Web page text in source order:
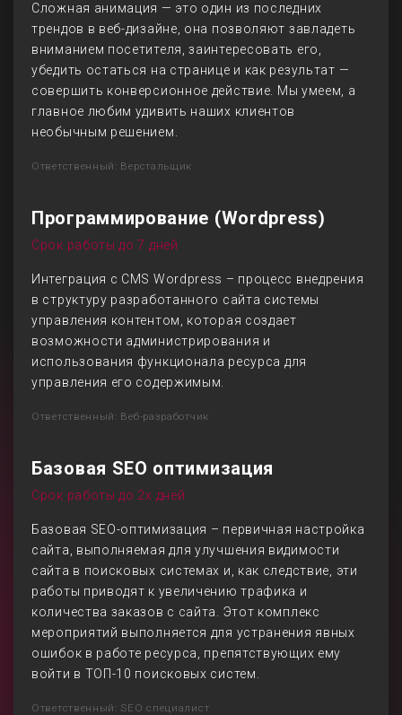
Сложная анимация — это один из последних
трендов в веб-дизайне, она позволяют завладеть
вниманием посетителя, заинтересовать его,
убедить остаться на странице и как результат —
совершить конверсионное действие. Мы умеем, а
главное любим удивить наших клиентов
необычным решением.
Ответственный: Верстальщик
Программирование (Wordpress)
Срок работы до 7 дней
Интеграция с CMS Wordpress – процесс внедрения
в структуру разработанного сайта системы
управления контентом, которая создает
возможности администрирования и
использования функционала ресурса для
управления его содержимым.
Ответственный: Веб-разработчик
Базовая SEO оптимизация
Срок работы до 2х дней
Базовая SEO-оптимизация – первичная настройка
сайта, выполняемая для улучшения видимости
сайта в поисковых системах и, как следствие, эти
работы приводят к увеличению трафика и
количества заказов с сайта. Этот комплекс
мероприятий выполняется для устранения явных
ошибок в работе ресурса, препятствующих ему
войти в ТОП-10 поисковых систем.
Ответственный: SEO специалист